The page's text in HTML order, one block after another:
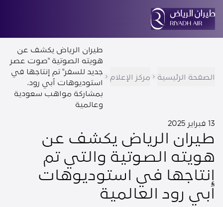
الصفحة الرئيسية مركز الإعلام
طيران الرياض يكشف عن
هويته الصوتية "صوت عصر
جديد للسفر" تم إنتاجها في
استوديوهات آبي رود،
بمشاركة مواهب سعودية
وعالمية
13 فبراير 2025
طيران الرياض يكشف عن
هويته الصوتية والتي تم
إنتاجها في استوديوهات
آبي رود العالمية